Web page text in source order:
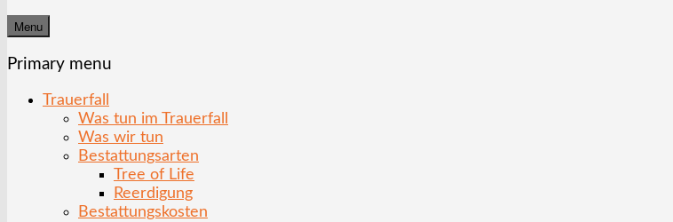
Menu
Primary menu
Trauerfall
Was tun im Trauerfall
Was wir tun
Bestattungsarten
Tree of Life
Reerdigung
Bestattungskosten